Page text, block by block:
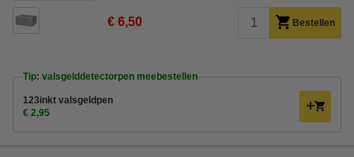
€ 6,50 Bestellen
Tip: valsgelddetectorpen meebestellen
123inkt valsgeldpen
€ 2,95